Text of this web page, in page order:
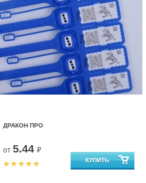
ДРАКОН ПРО
от 5.44 ₽